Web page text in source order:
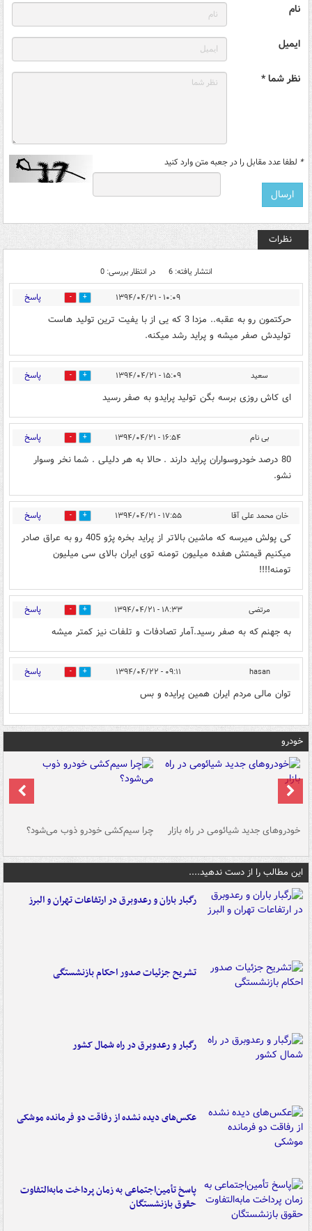
نام
ایمیل
نظر شما *
* لطفا عدد مقابل را در جعبه متن وارد کنید
نظرات
انتشار یافته: 6 در انتظار بررسی: 0
۱۰:۰۹ - ۱۳۹۴/۰۴/۲۱ 0 پاسخ
حرکتمون رو به عقبه.. مزدا 3 که یی از با یفیت ترین تولید هاست
تولیدش صفر میشه و پراید رشد میکنه.
سعید ۱۵:۰۹ - ۱۳۹۴/۰۴/۲۱ 0 پاسخ
ای کاش روزی برسه بگن تولید پرایدو به صفر رسید
بی نام ۱۶:۵۴ - ۱۳۹۴/۰۴/۲۱ 0 پاسخ
80 درصد خودروسواران پراید دارند . حالا به هر دلیلی . شما نخر وسوار
نشو.
خان محمد علی آقا ۱۷:۵۵ - ۱۳۹۴/۰۴/۲۱ 0 پاسخ
کی پولش میرسه که ماشین بالاتر از پراید بخره پژو 405 رو به عراق صادر
میکنیم قیمتش هفده میلیون تومنه توی ایران بالای سی میلیون
تومنه!!!!
مرتضی ۱۸:۳۳ - ۱۳۹۴/۰۴/۲۱ 0 پاسخ
به جهنم که به صفر رسید.آمار تصادفات و تلفات نیز کمتر میشه
hasan ۰۹:۱۱ - ۱۳۹۴/۰۴/۲۲ 0 پاسخ
توان مالی مردم ایران همین پرایده و بس
خودرو
خودروهای جدید شیائومی در راه بازار چرا سیم‌کشی خودرو ذوب می‌شود؟
این مطالب را از دست ندهید....
رگبار باران و رعدوبرق در ارتفاعات تهران و البرز
تشریح جزئیات صدور احکام بازنشستگی
رگبار و رعدوبرق در راه شمال کشور
عکس‌های دیده نشده از رفاقت دو فرمانده‌ موشکی
پاسخ تأمین‌اجتماعی به زمان پرداخت مابه‌التفاوت
حقوق بازنشستگان